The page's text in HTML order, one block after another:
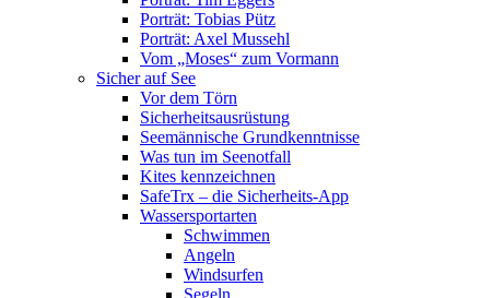
Porträt: Tobias Pütz
Porträt: Axel Mussehl
Vom „Moses“ zum Vormann
Sicher auf See
Vor dem Törn
Sicherheitsausrüstung
Seemännische Grundkenntnisse
Was tun im Seenotfall
Kites kennzeichnen
SafeTrx – die Sicherheits-App
Wassersportarten
Schwimmen
Angeln
Windsurfen
Segeln